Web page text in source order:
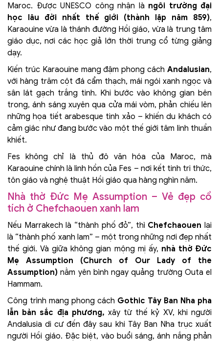
Maroc. Được UNESCO công nhận là ngôi trường đại
học lâu đời nhất thế giới (thành lập năm 859),
Karaouine vừa là thánh đường Hồi giáo, vừa là trung tâm
giáo dục, nơi các học giả lớn thời trung cổ từng giảng
dạy.
Kiến trúc Karaouine mang đậm phong cách Andalusian,
với hàng trăm cột đá cẩm thạch, mái ngói xanh ngọc và
sân lát gạch trắng tinh. Khi bước vào không gian bên
trong, ánh sáng xuyên qua cửa mái vòm, phản chiếu lên
những họa tiết arabesque tinh xảo – khiến du khách có
cảm giác như đang bước vào một thế giới tâm linh thuần
khiết.
Fes không chỉ là thủ đô văn hóa của Maroc, mà
Karaouine chính là linh hồn của Fes – nơi kết tinh tri thức,
tôn giáo và nghệ thuật Hồi giáo qua hàng nghìn năm.
Nhà thờ Đức Mẹ Assumption – Vẻ đẹp cổ
tích ở Chefchaouen xanh lam
Nếu Marrakech là “thành phố đỏ”, thì Chefchaouen lại
là “thành phố xanh lam” – một trong những nơi đẹp nhất
thế giới. Và giữa không gian mộng mị ấy, nhà thờ Đức
Mẹ Assumption (Church of Our Lady of the
Assumption) nằm yên bình ngay quảng trường Outa el
Hammam.
Công trình mang phong cách Gothic Tây Ban Nha pha
lẫn bản sắc địa phương, xây từ thế kỷ XV, khi người
Andalusia di cư đến đây sau khi Tây Ban Nha trục xuất
người Hồi giáo. Đặc biệt, vào buổi sáng, ánh nắng phản